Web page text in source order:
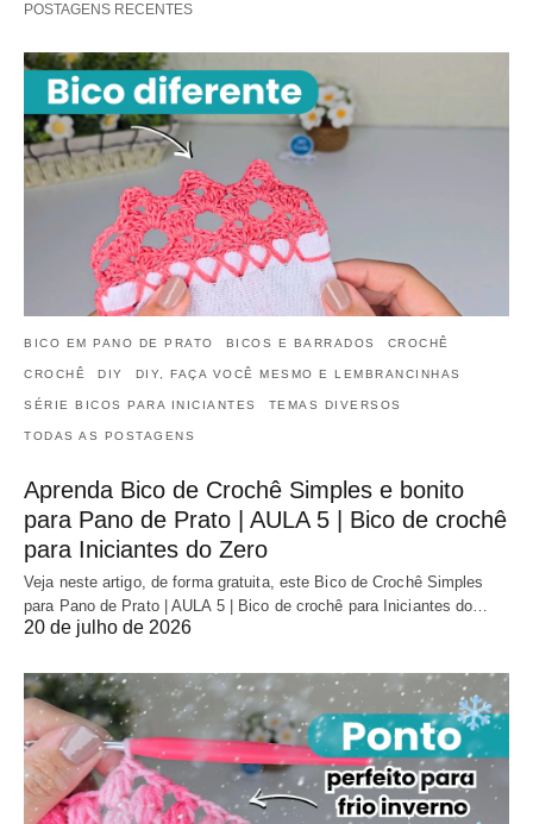
POSTAGENS RECENTES
BICO EM PANO DE PRATO BICOS E BARRADOS CROCHÊ
CROCHÊ DIY DIY, FAÇA VOCÊ MESMO E LEMBRANCINHAS
SÉRIE BICOS PARA INICIANTES TEMAS DIVERSOS
TODAS AS POSTAGENS
Aprenda Bico de Crochê Simples e bonito
para Pano de Prato | AULA 5 | Bico de crochê
para Iniciantes do Zero
Veja neste artigo, de forma gratuita, este Bico de Crochê Simples
para Pano de Prato | AULA 5 | Bico de crochê para Iniciantes do…
20 de julho de 2026